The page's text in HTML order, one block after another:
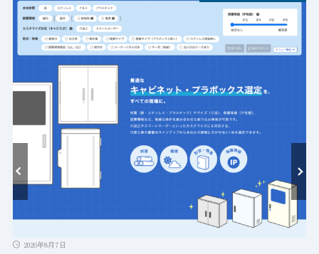
2026年8月7日